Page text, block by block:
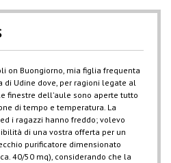
on Buongiorno, mia figlia frequenta
di Udine dove, per ragioni legate al
finestre dell'aule sono aperte tutto
di tempo e temperatura. La
i ragazzi hanno freddo; volevo
di una vostra offerta per un
purificatore dimensionato
40/50 mq), considerando che la